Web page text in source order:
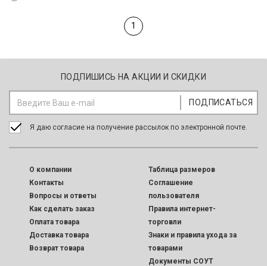
1
ПОДПИШИСЬ НА АКЦИИ И СКИДКИ
Я даю согласие на получение рассылок по электронной почте.
O компании
Контакты
Вопросы и ответы
Как сделать заказ
Оплата товара
Доставка товара
Возврат товара
Таблица размеров
Соглашение
пользователя
Правила интернет-
торговли
Знаки и правила ухода за
товарами
Документы СОУТ